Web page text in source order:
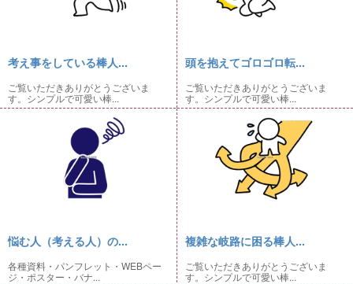
考え事をしている棒人...
ご覧いただきありがとうございま
す。シンプルで可愛い棒...
頭を抱えてゴロゴロ転...
ご覧いただきありがとうございま
す。シンプルで可愛い棒...
悩む人（考える人）の...
各種資料・パンフレット・WEBペー
ジ・ポスター・バナ...
複雑な岐路に困る棒人...
ご覧いただきありがとうございま
す。シンプルで可愛い棒...